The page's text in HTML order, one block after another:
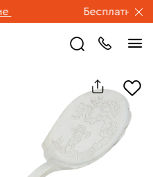
Бесплатная